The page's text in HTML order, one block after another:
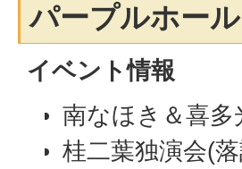
パープルホー
イベント情報
南なほき＆喜
桂二葉独演会(